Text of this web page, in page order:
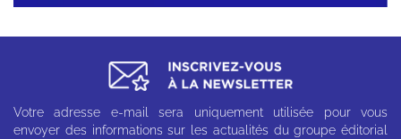
Votre adresse e-mail sera uniquement utilisée pour vous
envoyer des informations sur les actualités du groupe éditorial